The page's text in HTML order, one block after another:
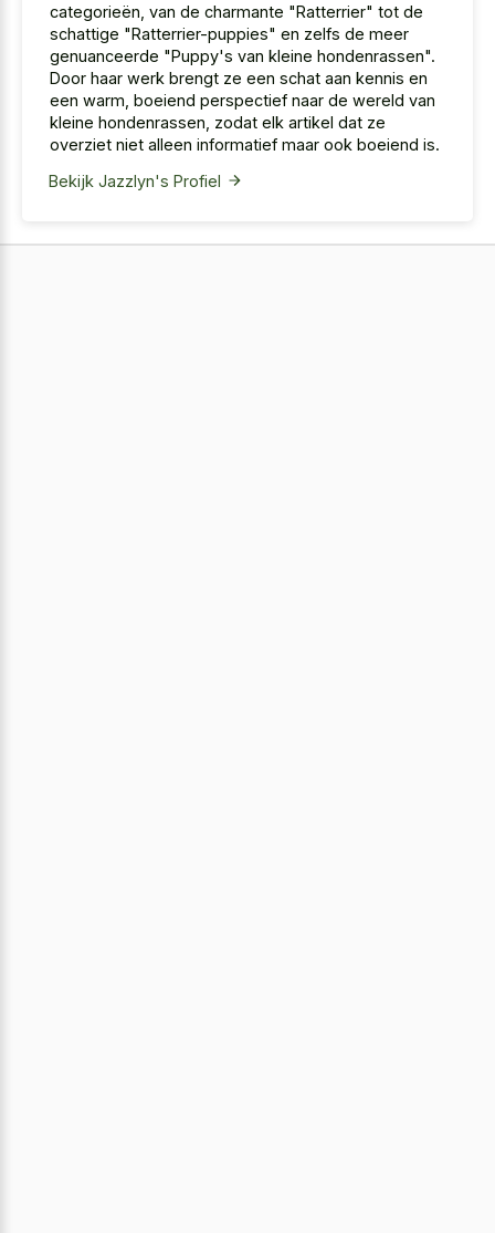
categorieën, van de charmante "Ratterrier" tot de
schattige "Ratterrier-puppies" en zelfs de meer
genuanceerde "Puppy's van kleine hondenrassen".
Door haar werk brengt ze een schat aan kennis en
een warm, boeiend perspectief naar de wereld van
kleine hondenrassen, zodat elk artikel dat ze
overziet niet alleen informatief maar ook boeiend is.
Bekijk Jazzlyn's Profiel